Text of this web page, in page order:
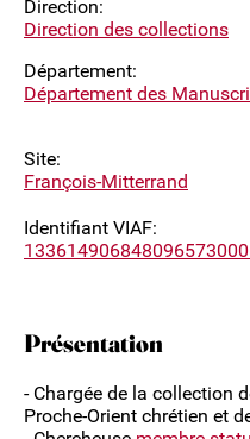
Direction:
Direction des collections
Département:
Département des
Site:
François-Mitterrand
Identifiant VIAF:
Présentation
- Chargée de la collection
Proche-Orient chrétien et